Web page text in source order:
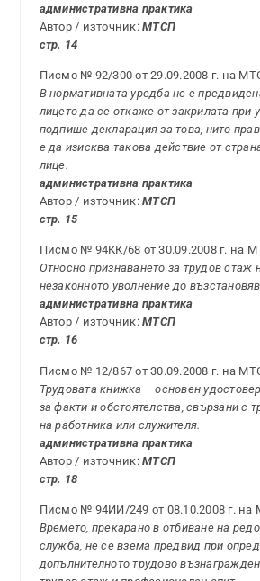
административна практика
Автор / източник:МТСП
стр. 14
Писмо № 92/300 от 29.09.2008 г. на
В нормативната уредба не е
лицето да се откаже от закрилата при
подпише декларация за това, нито
е да изисква такова действие от
лице.
административна практика
Автор / източник:МТСП
стр. 15
Писмо № 94КК/68 от 30.09.2008 г. на
Относно признаването за трудов стаж
незаконното уволнение до
административна практика
Автор / източник:МТСП
стр. 16
Писмо № 12/867 от 30.09.2008 г. на
Трудовата книжка – основен
за факти и обстоятелства, свързани с
на работника или служителя.
административна практика
Автор / източник:МТСП
стр. 18
Писмо № 94ИИ/249 от 08.10.2008 г. на
Времето, прекарано в отбиване на
служба, не се взема предвид при
допълнителното трудово